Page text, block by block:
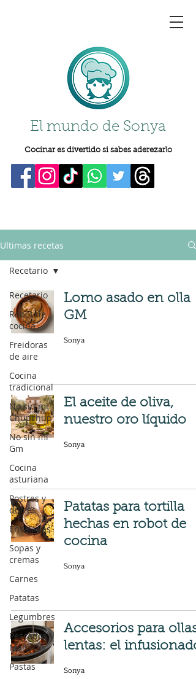
El mundo de Sonya
Cocinar es divertido si sabes aderezarlo
Ultimas recetas
Recetario
Robot de
cocina
Freidoras
de aire
Cocina
tradicional
No sin mi
Chupchup
No sin mi
Gm
Cocina
asturiana
Postres y
dulces
Ensaladas
Sopas y
cremas
Carnes
Patatas
Legumbres
Pescados y
Mariscos
Pastas
Recetario
Lomo asado en olla
GM
Sonya
El aceite de oliva,
nuestro oro líquido
Sonya
Patatas para tortilla
hechas en robot de
cocina
Sonya
Accesorios para ollas
lentas: el
Sonya